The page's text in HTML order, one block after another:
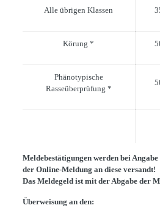
Alle übrigen Klassen
Körung *
Phänotypische
Rasseüberprüfung *
Meldebestätigungen werden bei
der Online-Meldung an diese versandt!
Das Meldegeld ist mit der Abgabe der
Überweisung an den: